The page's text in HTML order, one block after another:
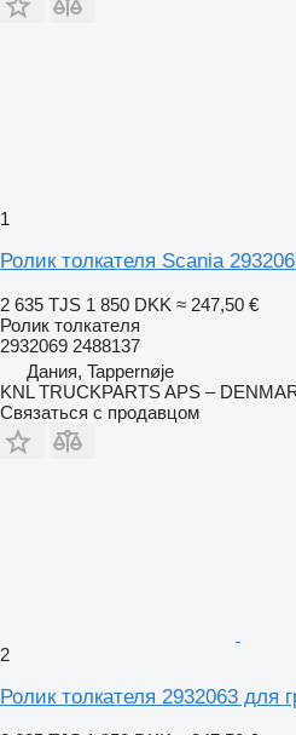
1
Ролик толкателя Scania
2 635 TJS 1 850 DKK ≈ 247,50 €
Ролик толкателя
2932069 2488137
Дания, Tappernøje
KNL TRUCKPARTS APS –
Связаться с продавцом
2
Ролик толкателя 2932063 для